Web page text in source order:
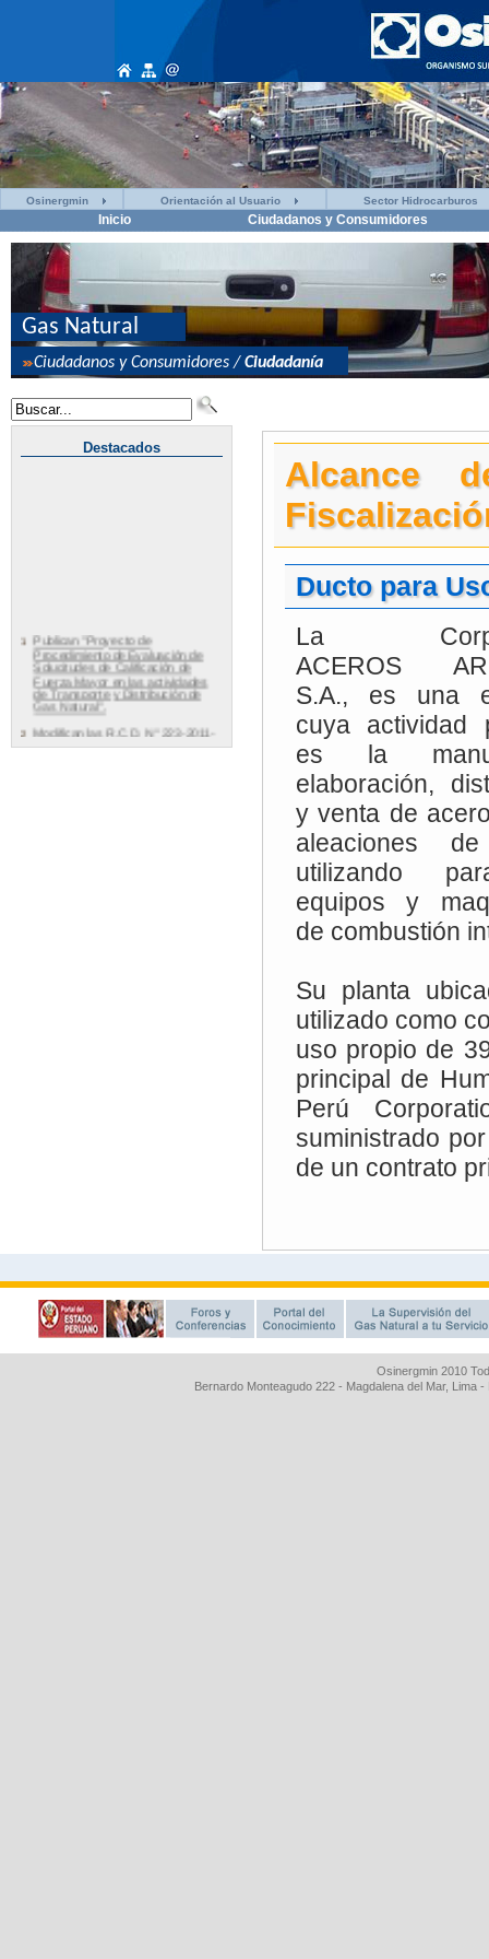
Osinergmin Orientación al Usuario Sector Hidrocarburos
Inicio Ciudadanos y Consumidores
Osinergmin 2010
Bernardo Monteagudo 222 - Magdalena del Mar, Lima